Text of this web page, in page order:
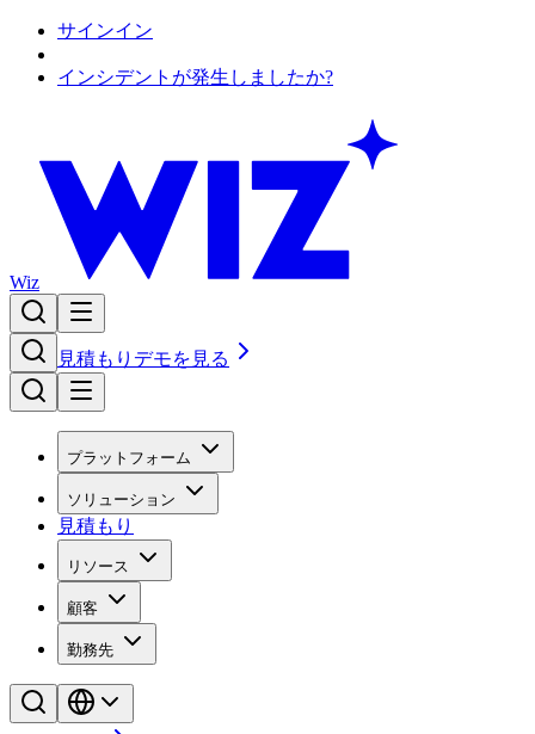
サインイン
インシデントが発生しましたか?
Wiz
見積もり デモを見る
プラットフォーム
ソリューション
見積もり
リソース
顧客
勤務先